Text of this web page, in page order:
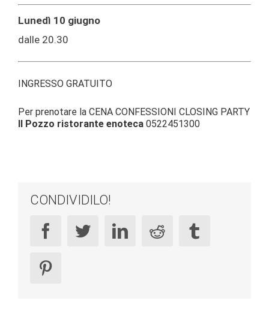
Lunedì 10 giugno
dalle 20.30
INGRESSO GRATUITO
Per prenotare la CENA CONFESSIONI CLOSING PARTY
Il Pozzo ristorante enoteca 0522451300
CONDIVIDILO!
facebooktwitter linkedinreddit